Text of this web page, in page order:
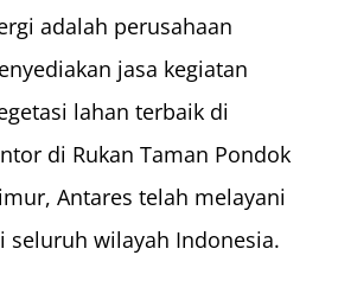
adalah perusahaan
jasa kegiatan
lahan terbaik di
di Rukan Taman Pondok
Antares telah melayani
seluruh wilayah Indonesia.